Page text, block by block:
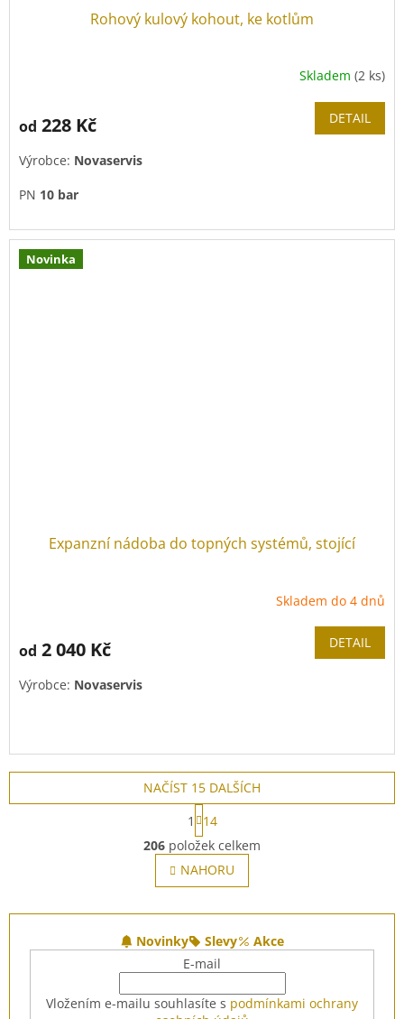
Rohový kulový kohout, ke kotlům
Skladem (2 ks)
od 228 Kč DETAIL
Výrobce: Novaservis
PN 10 bar
Novinka
Expanzní nádoba do topných systémů, stojící
Skladem do 4 dnů
od 2 040 Kč DETAIL
Výrobce: Novaservis
O
v
l
á
c
í
p
r
v
NAČÍST 15 DALŠÍCH
S
t
r
á
n
k
v
á
n
í
1
14
206 položek celkem
NAHORU
Novinky Slevy
Akce
E-mail
Vložením e-mailu souhlasíte s podmínkami ochrany